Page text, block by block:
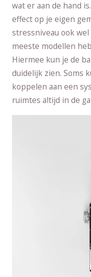
wat er aan de hand
effect op je eigen
stressniveau ook
meeste modellen
Hiermee kun je de
duidelijk zien. Soms
koppelen aan een
ruimtes altijd in de